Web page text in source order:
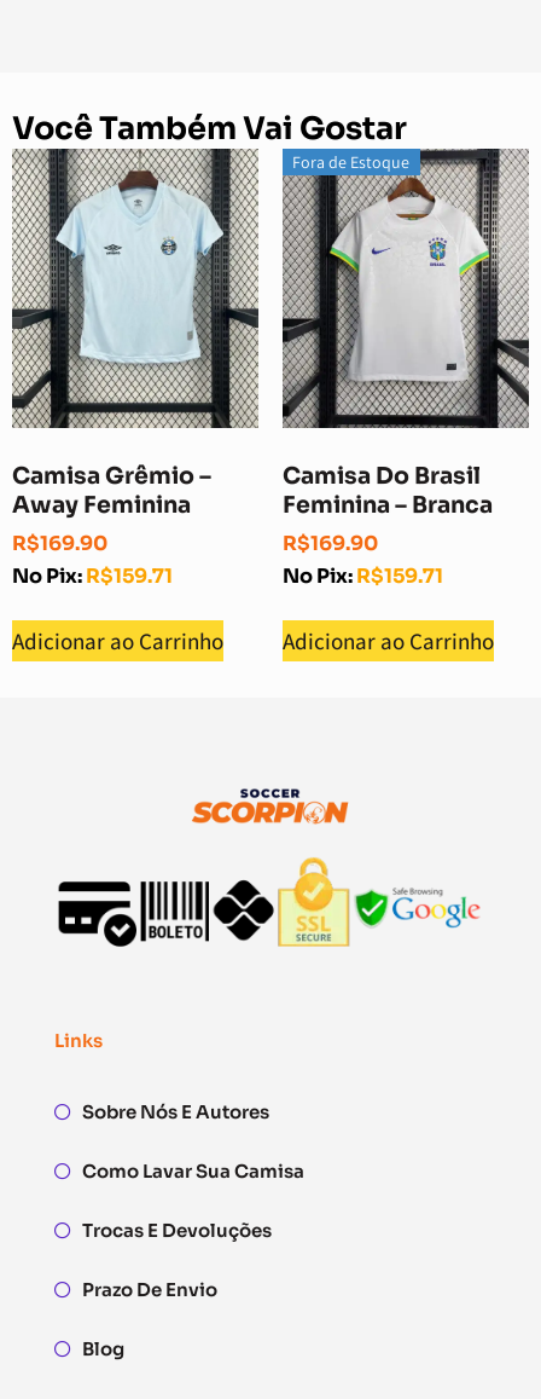
Você Também Vai Gostar
Camisa Grêmio –
Away Feminina
R$169.90
No Pix:R$159.71
Adicionar ao Carrinho
Fora de Estoque
Camisa Do Brasil
Feminina – Branca
R$169.90
No Pix:R$159.71
Adicionar ao Carrinho
Links
Sobre Nós E Autores
Como Lavar Sua Camisa
Trocas E Devoluções
Prazo De Envio
Blog